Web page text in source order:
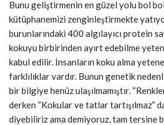
Bunu geliştirmenin en güzel yolu bol
kütüphanemizi zenginleştirmekte
burunlarındaki 400 algılayıcı protein
kokuyu birbirinden ayırt edebilme
kabul edilir. İnsanların koku alma
farklılıklar vardır. Bunun genetik
bir bilgiye henüz ulaşılmamıştır.
derken “Kokular ve tatlar tartışılmaz”
diyebiliriz ama demiyoruz, tam tersine